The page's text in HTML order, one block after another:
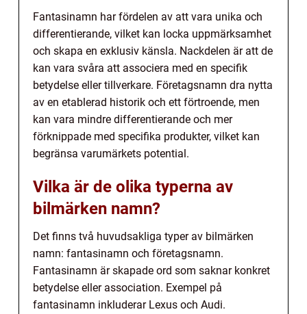
Fantasinamn har fördelen av att vara unika och
differentierande, vilket kan locka uppmärksamhet
och skapa en exklusiv känsla. Nackdelen är att de
kan vara svåra att associera med en specifik
betydelse eller tillverkare. Företagsnamn dra nytta
av en etablerad historik och ett förtroende, men
kan vara mindre differentierande och mer
förknippade med specifika produkter, vilket kan
begränsa varumärkets potential.
Vilka är de olika typerna av
bilmärken namn?
Det finns två huvudsakliga typer av bilmärken
namn: fantasinamn och företagsnamn.
Fantasinamn är skapade ord som saknar konkret
betydelse eller association. Exempel på
fantasinamn inkluderar Lexus och Audi.